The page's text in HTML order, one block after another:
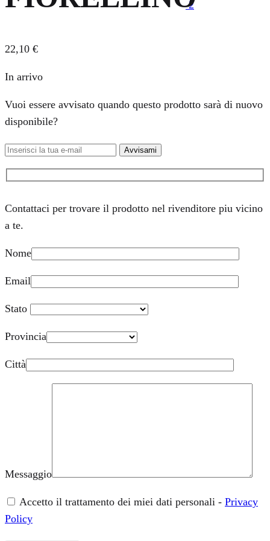
2
22,10 €
In arrivo
Vuoi essere avvisato quando questo prodotto sarà di nuovo
disponibile?
Avvisami
Contattaci per trovare il prodotto nel rivenditore piu vicino
a te.
Nome
Email
Stato
Provincia
Città
Messaggio
Accetto il trattamento dei miei dati personali - Privacy
Policy